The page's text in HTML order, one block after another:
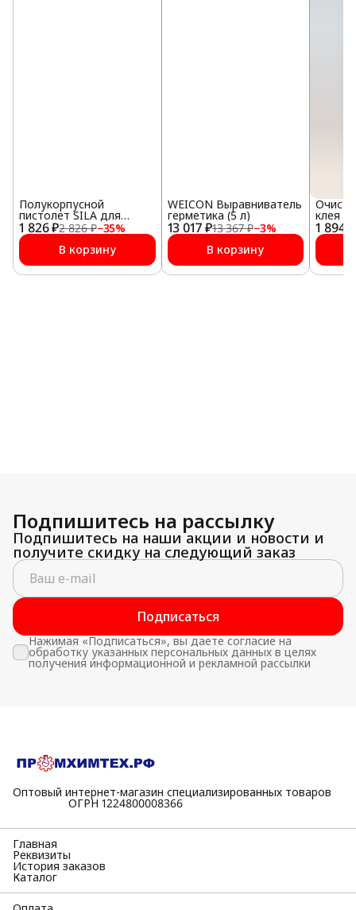
1 826 ₽2 826 ₽−35%
Полукорпусной
пистолет SILA для
герметика,
профессиональный,
усиленныйВ корзину
13 017 ₽13 367 ₽−3%
WEICON Выравниватель
герметика (5 л)
В корзину
1 894 ₽
клея и
Подпишитесь на рассылку
Подпишитесь на наши акции и новости и
получите скидку на следующий заказ
Подписаться
Нажимая «Подписаться», вы даете согласие на
обработку указанных персональных данных в целях
получения информационной и рекламной рассылки
Оптовый интернет-магазин специализированных товаров
⠀⠀⠀⠀⠀⠀⠀ОГРН 1224800008366
Главная
Реквизиты
История заказов
Каталог